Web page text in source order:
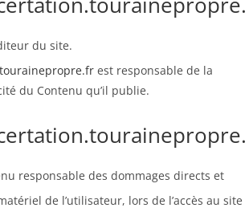
du site.
est responsable de la
du Contenu qu’il publie.
responsable des dommages directs et
de l’utilisateur, lors de l’accès au site